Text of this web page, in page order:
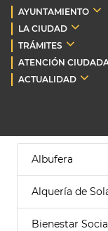
AYUNTAMIENTO
LA CIUDAD
TRÁMITES
ATENCIÓN
ACTUALIDAD
Albufera
Alquería de
Bienestar